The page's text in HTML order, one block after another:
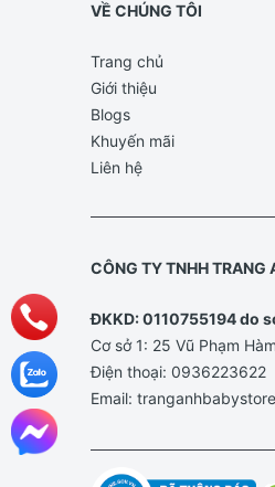
VỀ CHÚNG TÔI
Trang chủ
Giới thiệu
Blogs
Khuyến mãi
Liên hệ
CÔNG TY TNHH TRANG
ĐKKD: 0110755194 do
Cơ sở 1: 25 Vũ Phạm
Điện thoại: 0936223622
Email: